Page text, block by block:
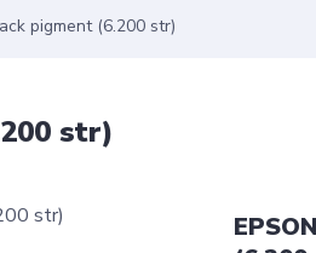
pigment (6.200 str)
str)